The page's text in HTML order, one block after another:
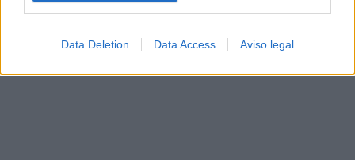
Data Deletion Data Access Aviso legal